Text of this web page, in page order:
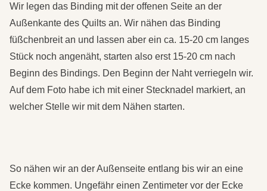
Wir legen das Binding mit der offenen Seite an der
Außenkante des Quilts an. Wir nähen das Binding
füßchenbreit an und lassen aber ein ca. 15-20 cm langes
Stück noch angenäht, starten also erst 15-20 cm nach
Beginn des Bindings. Den Beginn der Naht verriegeln wir.
Auf dem Foto habe ich mit einer Stecknadel markiert, an
welcher Stelle wir mit dem Nähen starten.
So nähen wir an der Außenseite entlang bis wir an eine
Ecke kommen. Ungefähr einen Zentimeter vor der Ecke